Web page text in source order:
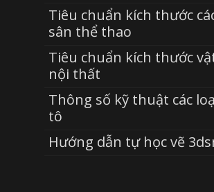
Tiêu chuẩn kích thước
sân thể thao
Tiêu chuẩn kích thước
nội thất
Thông số kỹ thuật các
tô
Hướng dẫn tự học vẽ